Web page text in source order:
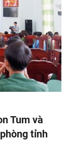
Tum và
tỉnh